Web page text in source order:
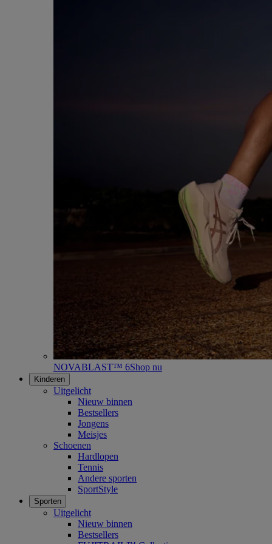
NOVABLAST™ 6Shop nu
Kinderen
Uitgelicht
Nieuw binnen
Bestsellers
Jongens
Meisjes
Schoenen
Hardlopen
Tennis
Andere sporten
SportStyle
Sporten
Uitgelicht
Nieuw binnen
Bestsellers